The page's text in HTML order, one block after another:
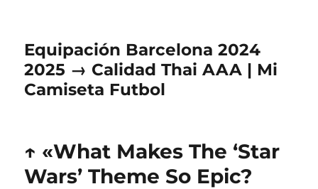
Equipación Barcelona 2024
2025 → Calidad Thai AAA | Mi
Camiseta Futbol
↑ «What Makes The ‘Star
Wars’ Theme So Epic?